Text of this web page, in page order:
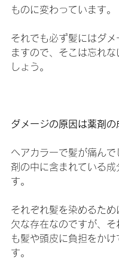
ものに変わっています。
それでも必ず髪にはダメ
ますので、そこは忘れな
しょう。
ダメージの原因は薬剤の
ヘアカラーで髪が痛んで
剤の中に含まれている成
す。
それぞれ髪を染めるため
欠な存在なのですが、そ
も髪や頭皮に負担をかけ
す。